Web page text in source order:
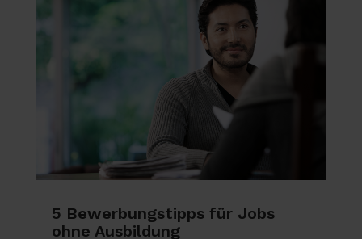
5 Bewerbungstipps für Jobs
ohne Ausbildung